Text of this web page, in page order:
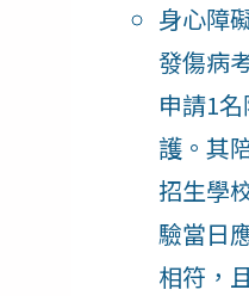
身心障
發傷病
申請1
護。其
招生學
驗當日
相符，